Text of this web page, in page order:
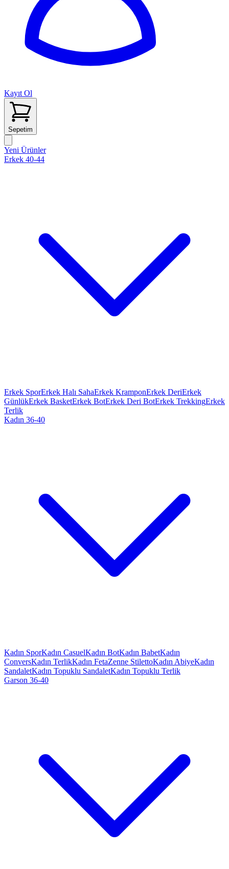
Kayıt Ol
Sepetim
Yeni Ürünler
Erkek 40-44
Erkek SporErkek Halı SahaErkek KramponErkek DeriErkek
GünlükErkek BasketErkek BotErkek Deri BotErkek TrekkingErkek
Terlik
Kadın 36-40
Kadın SporKadın CasuelKadın BotKadın BabetKadın
ConversKadın TerlikKadın FetaZenne StilettoKadın AbiyeKadın
SandaletKadın Topuklu SandaletKadın Topuklu Terlik
Garson 36-40